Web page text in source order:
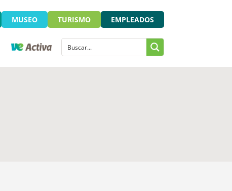
MUSEO TURISMO EMPLEADOS